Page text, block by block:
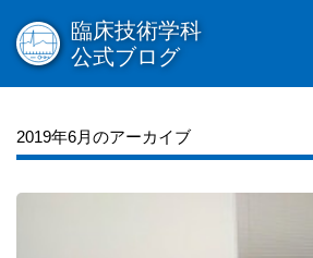
臨床技術学科
公式ブログ
2019年6月のアーカイブ